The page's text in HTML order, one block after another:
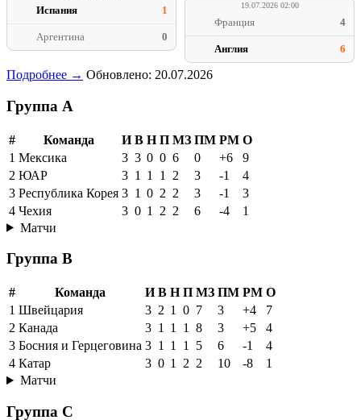
Испания 1
Аргентина 0
19.07.2026 02:00
Франция 4
Англия 6
Подробнее → Обновлено: 20.07.2026
Группа A
# Команда И В Н П МЗ ПМ РМ О
1 Мексика 3 3 0 0 6 0 +6
9
2 ЮАР 3 1 1 1 2 3 -1
4
3 Республика Корея 3 1 0 2 2 3 -1
3
4 Чехия 3 0 1 2 2 6 -4
1
Матчи
Группа B
# Команда И В Н П МЗ ПМ РМ О
1 Швейцария 3 2 1 0 7 3 +4
7
2 Канада 3 1 1 1 8 3 +5
4
3 Босния и Герцеговина 3 1 1 1 5 6 -1
4
4 Катар 3 0 1 2 2 10 -8
1
Матчи
Группа C